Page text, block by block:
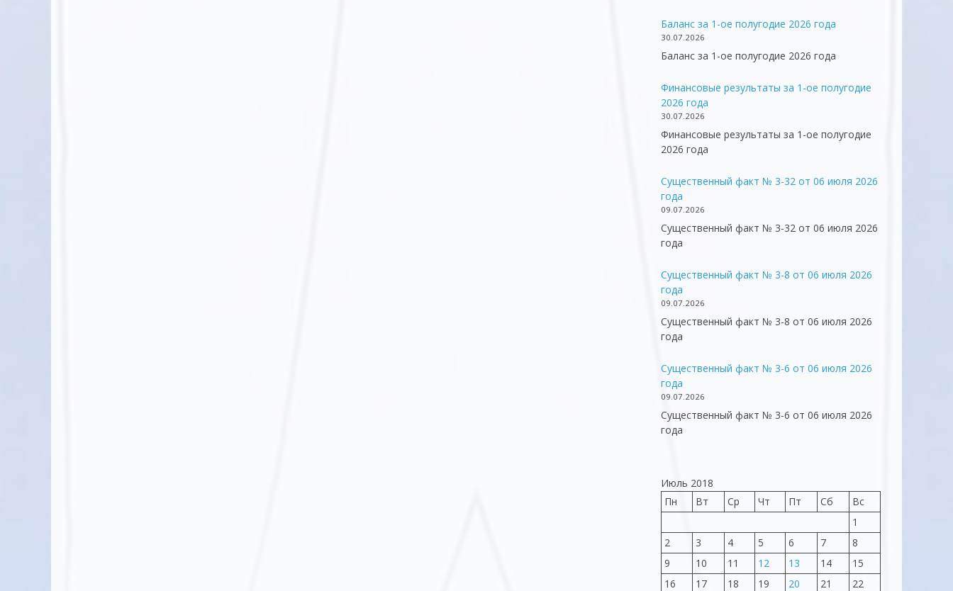
Баланс за 1-ое полугодие 2026 года
30.07.2026
Баланс за 1-ое полугодие 2026 года
Финансовые результаты за 1-ое полугодие
2026 года
30.07.2026
Финансовые результаты за 1-ое полугодие
2026 года
Существенный факт № 3-32 от 06 июля 2026
года
09.07.2026
Существенный факт № 3-32 от 06 июля 2026
года
Существенный факт № 3-8 от 06 июля 2026
года
09.07.2026
Существенный факт № 3-8 от 06 июля 2026
года
Существенный факт № 3-6 от 06 июля 2026
года
09.07.2026
Существенный факт № 3-6 от 06 июля 2026
года
Июль 2018
Пн
Вт Ср Чт Пт Сб
Вс
1
2
3 4 5 6 7
8
9
10 11 12 13 14
15
16
17 18 19 20 21
22